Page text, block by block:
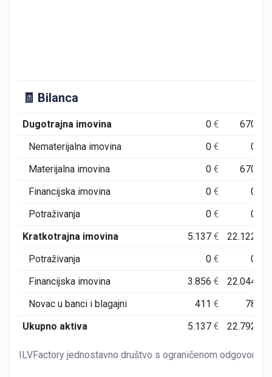
🧾 Bilanca
Dugotrajna imovina 0€ 670
Nematerijalna imovina
0€ 0
Materijalna imovina
0€ 670
Financijska imovina
0€ 0
Potraživanja
0€ 0
Kratkotrajna imovina
5.137€ 22.122
Potraživanja
0€ 0
Financijska imovina
3.856€ 22.044
Novac u banci i blagajni
411€ 78
Ukupno aktiva
5.137€ 22.792
ILVFactory jednostavno društvo s ograničenom